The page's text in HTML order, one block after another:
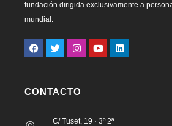
fundación dirigida exclusivamente a
mundial.
CONTACTO
C/ Tuset, 19 · 3º 2ª